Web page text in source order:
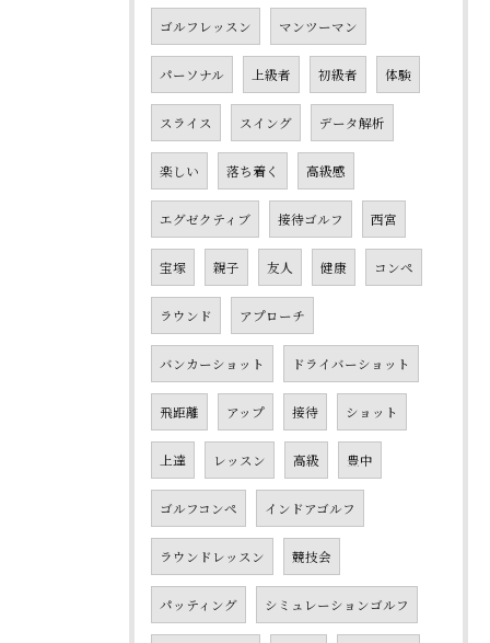
ゴルフレッスン マンツーマン
パーソナル 上級者 初級者 体験
スライス スイング データ解析
楽しい 落ち着く 高級感
エグゼクティブ 接待ゴルフ 西宮
宝塚 親子 友人 健康 コンペ
ラウンド アプローチ
バンカーショット ドライバーショット
飛距離 アップ 接待 ショット
上達 レッスン 高級 豊中
ゴルフコンペ インドアゴルフ
ラウンドレッスン 競技会
パッティング シミュレーションゴルフ